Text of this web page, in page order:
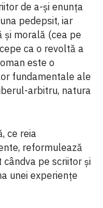
de a-şi enunţa
pedepsit, iar
şi morală (cea pe
ca o revoltă a
este o
fundamentale ale
arbitru, natura
ce reia
reformulează
pe scriitor şi
unei experienţe